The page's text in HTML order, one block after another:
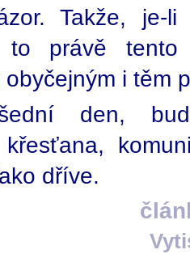
Takže, je-
to právě
i těm
den,
křesťana,
dříve.